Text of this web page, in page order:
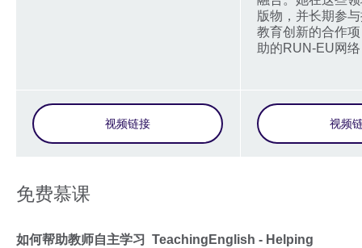
版物，并长期参
教育创新的合作
助的RUN-EU网
视频链接 视频
免费慕课
如何帮助教师自主学习 TeachingEnglish - Helping